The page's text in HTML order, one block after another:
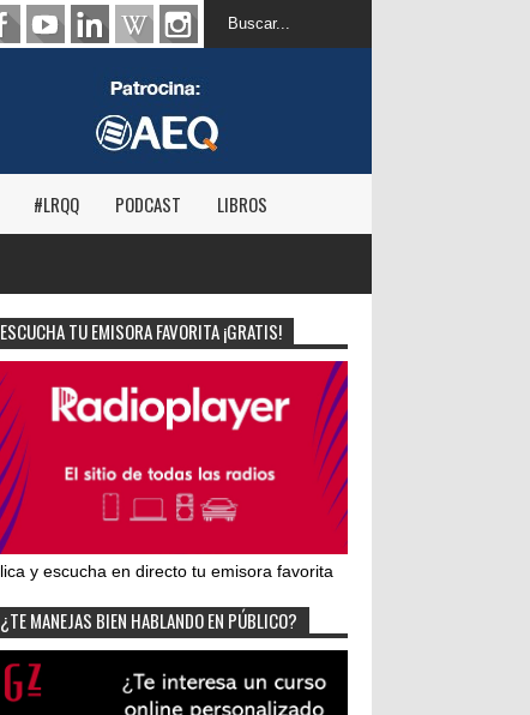
#LRQQ PODCAST LIBROS
ESCUCHA TU EMISORA FAVORITA ¡GRATIS!
y escucha en directo tu emisora favorita
¿TE MANEJAS BIEN HABLANDO EN PÚBLICO?